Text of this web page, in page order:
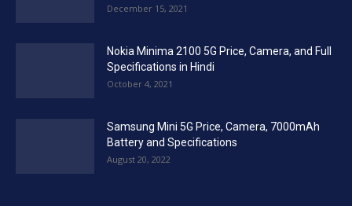
December 15, 2021
Nokia Minima 2100 5G Price, Camera, and Full
Specifications in Hindi
October 4, 2021
Samsung Mini 5G Price, Camera, 7000mAh
Battery and Specifications
August 20, 2022